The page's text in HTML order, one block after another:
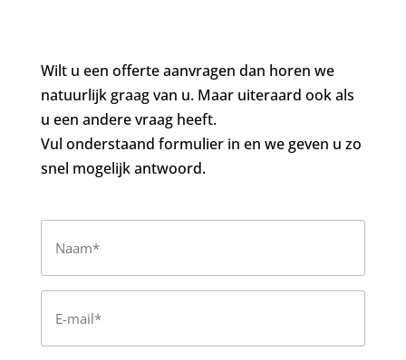
Wilt u een offerte aanvragen dan horen we
natuurlijk graag van u. Maar uiteraard ook als
u een andere vraag heeft.
Vul onderstaand formulier in en we geven u zo
snel mogelijk antwoord.